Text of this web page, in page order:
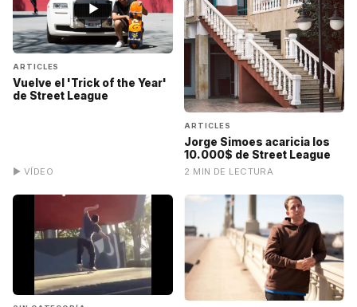
▶
ARTICLES
Vuelve el 'Trick of the Year'
de Street League
▶ VÍDEO
ARTICLES
Jorge Simoes acaricia los
10.000$ de Street League
2 MIN DE LECTURA